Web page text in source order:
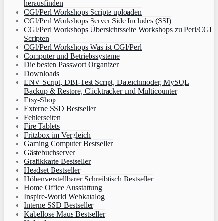
herausfinden
CGI/Perl Workshops Scripte uploaden
CGI/Perl Workshops Server Side Includes (SSI)
CGI/Perl Workshops Übersichtsseite Workshops zu Perl/CGI
Scripten
CGI/Perl Workshops Was ist CGI/Perl
Computer und Betriebssysteme
Die besten Passwort Organizer
Downloads
ENV Script, DBI-Test Script, Dateichmoder, MySQL
Backup & Restore, Clicktracker und Multicounter
Etsy-Shop
Externe SSD Bestseller
Fehlerseiten
Fire Tablets
Fritzbox im Vergleich
Gaming Computer Bestseller
Gästebuchserver
Grafikkarte Bestseller
Headset Bestseller
Höhenverstellbarer Schreibtisch Bestseller
Home Office Ausstattung
Inspire-World Webkatalog
Interne SSD Bestseller
Kabellose Maus Bestseller